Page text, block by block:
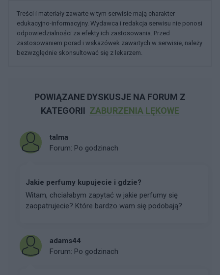
Treści i materiały zawarte w tym serwisie mają charakter
edukacyjno-informacyjny. Wydawca i redakcja serwisu nie ponosi
odpowiedzialności za efekty ich zastosowania. Przed
zastosowaniem porad i wskazówek zawartych w serwisie, należy
bezwzględnie skonsultować się z lekarzem.
POWIĄZANE DYSKUSJE NA FORUM Z
KATEGORII ZABURZENIA LĘKOWE
talma
Forum: Po godzinach
Jakie perfumy kupujecie i gdzie?
Witam, chciałabym zapytać w jakie perfumy się
zaopatrujecie? Które bardzo wam się podobają?
adams44
Forum: Po godzinach